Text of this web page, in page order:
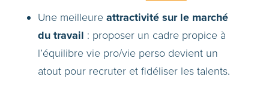
Une meilleure attractivité sur le marché
du travail : proposer un cadre propice à
l’équilibre vie pro/vie perso devient un
atout pour recruter et fidéliser les talents.